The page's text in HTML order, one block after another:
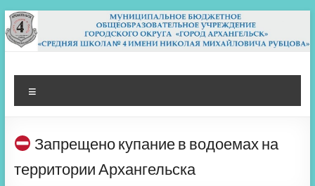
Перейти
к
содержимому
МБОУ СШ 4
Архангельск
Запрещено купание в водоемах на
территории Архангельска